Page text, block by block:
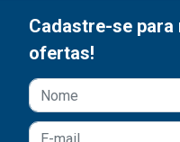
Cadastre-se
ofertas!